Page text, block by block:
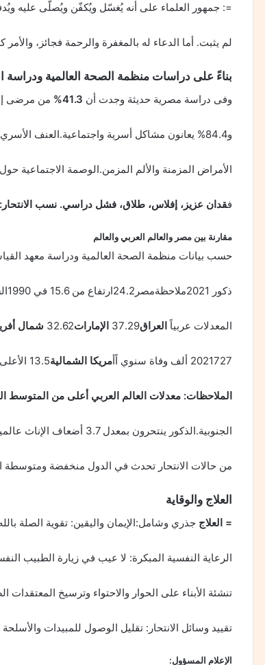
=: جمهور العلماء على أنه يُغسّل ويُكفّن ويُصلّى عليه
لم يثبت. أما الدعاء له بالمغفرة والرحمة فجائز، والأمر
بناءً على دراسات منظمة الصحة العالمية ودراسة
وفى دراسة مصرية حديثة وجدت أن من مرضى
و84.4% يعانون مشاكل أسرية واجتماعية.العنف الأسري والاعتداء الجنسي والجسدي.
الأمراض المزمنة والألم المزمن.الوصمة
فقدان عزيز، إفلاس، طلاق، فشل دراسي. نسب الانتحار:
مقارنة بين مصر والعالم العربي والعالم
حسب بيانات منظمة الصحة العالمية ودراسة معهد القياسات
ذكور 2021ملاحظةمصر24.2ارتفاع من 15.6 في 1990السعودية31.94تضاعف تقريباً منذ 1990ا
المعدلات عربياً العراق37.29 الإمارات32.62 شمال
2021727 ألف وفاة سنوي اًأ مريكا الشمالية13.5 الأعلى بين أقاليم منظمة الصحة العالمية
الملاحظات: معدلات العالم العربي أعلى من المتوسط
الجنوبية.الذكور ينتحرون بمعدل 3.7 أضعاف الإناث عالمياً، رغم أن محاولات الانتحار أكثر بين النساء.73%
من حالات الانتحار تحدث في الدول منخفضة ومتوسطة
العلاج والوقاية
= العلاج جذري وشامل:الإيمان واليقين: تقوية الصلة
الرعاية النفسية المبكرة: لا عيب في زيارة الطبيب
تنشئة الأبناء على الحوار والاحتواء وترسيخ المعتقدات
تقييد وسائل الانتحار: تقليل الوصول للمبيدات والأسلحة
الإعلام المسؤول: